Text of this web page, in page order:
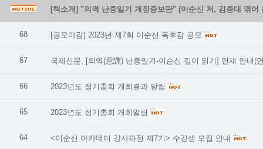
[책소개] "의역 난중일기 개정증보판" (이순신 저, 김종대 엮어
68 [공모마감] 2023년 제7회 이순신 독후감 공모
67 국제신문, [의역(意譯) 난중일기-이순신 깊이 읽기] 연재 안내(
66 2023년도 정기총회 개최결과 알림
65 2023년도 정기총회 개최알림
64 <이순신 아카데미 강사과정 제7기> 수강생 모집 안내